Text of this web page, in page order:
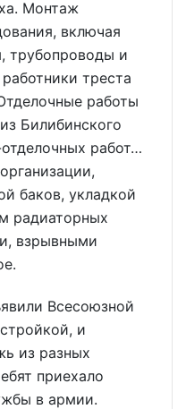
Монтаж
включая
трубопроводы и
треста
работы
Билибинского
работ…
баков, укладкой
радиаторных
взрывными
Всесоюзной
и
из разных
приехало
в армии.